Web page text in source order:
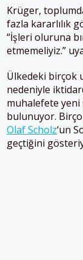
Krüger,
fazla kararlılık
“İşleri oluruna
etmemeliyiz.”
Ülkedeki birçok
nedeniyle
muhalefete yeni
bulunuyor.
Olaf Scholz‘un
geçtiğini